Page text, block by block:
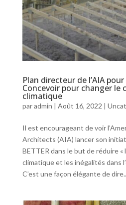
Plan directeur de l’AIA
Concevoir pour changer le
climatique
paradmin | Août 16, 2022 |
Il est encourageant de voir
Architects (AIA) lancer son
BETTER dans le but de réduire «
climatique et les inégalités dans
C’est une façon élégante de